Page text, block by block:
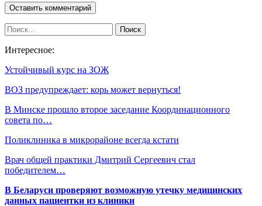
Интересное:
Устойчивый курс на ЗОЖ
ВОЗ предупреждает: корь может вернуться!
В Минске прошло второе заседание Координационного
совета по…
Поликлиника в микрорайоне всегда кстати
Врач общей практики Дмитрий Сергеевич стал
победителем…
В Беларуси проверяют возможную утечку медицинских
данных пациентки из клиники